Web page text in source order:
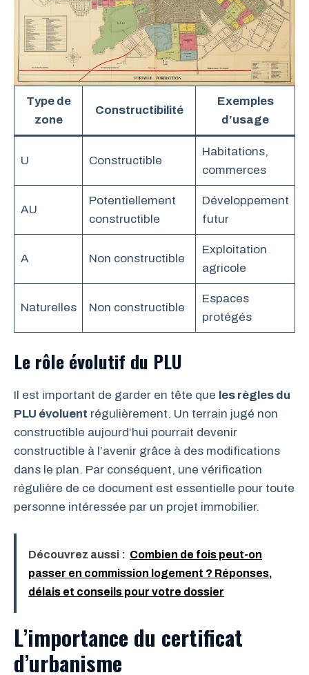
Type de
zone
Constructibilité
Exemples
d’usage
U Constructible
Habitations,
commerces
AU
Potentiellement
constructible
Développement
futur
A Non constructible
Exploitation
agricole
Naturelles Non constructible
Espaces
protégés
Le rôle évolutif du PLU
Il est important de garder en tête que les règles du
PLU évoluent régulièrement. Un terrain jugé non
constructible aujourd’hui pourrait devenir
constructible à l’avenir grâce à des modifications
dans le plan. Par conséquent, une vérification
régulière de ce document est essentielle pour toute
personne intéressée par un projet immobilier.
Découvrez aussi : Combien de fois peut-on
passer en commission logement ? Réponses,
délais et conseils pour votre dossier
L’importance du certificat
d’urbanisme